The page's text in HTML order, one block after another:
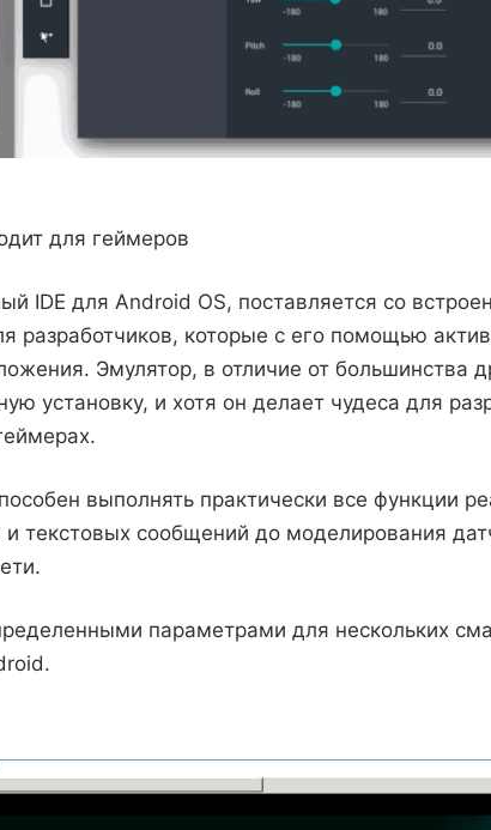
для геймеров
IDE для Android OS, поставляется со
разработчиков, которые с его помощью
Эмулятор, в отличие от большинства
установку, и хотя он делает чудеса для
выполнять практически все функции
текстовых сообщений до моделирования
параметрами для нескольких